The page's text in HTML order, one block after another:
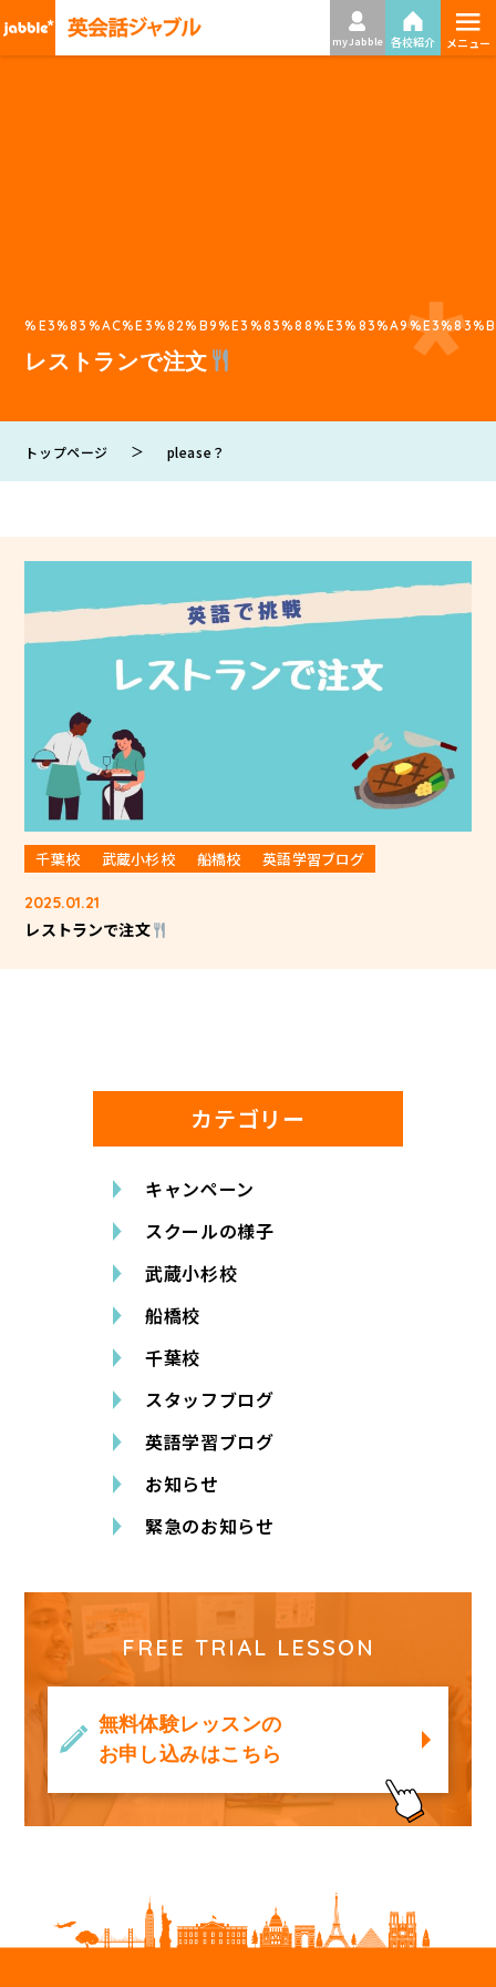
my Jabble 各校紹介 ≡
メニュー
レストランで注文
トップページ ＞ please？
千葉校 武蔵小杉校 船橋校 英語学習ブログ
2025.01.21
レストランで注文
カテゴリー
キャンペーン
スクールの様子
武蔵小杉校
船橋校
千葉校
スタッフブログ
英語学習ブログ
お知らせ
緊急のお知らせ
FREE TRIAL LESSON
無料体験レッスンの
お申し込みはこちら